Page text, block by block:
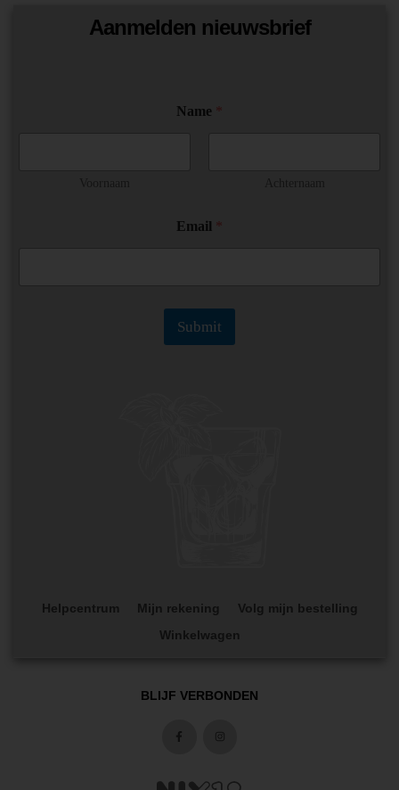
Aanmelden nieuwsbrief
*
Name
Email
Submit
Helpcentrum Mijn rekening
Volg mijn bestelling
Winkelwagen
BLIJF VERBONDEN